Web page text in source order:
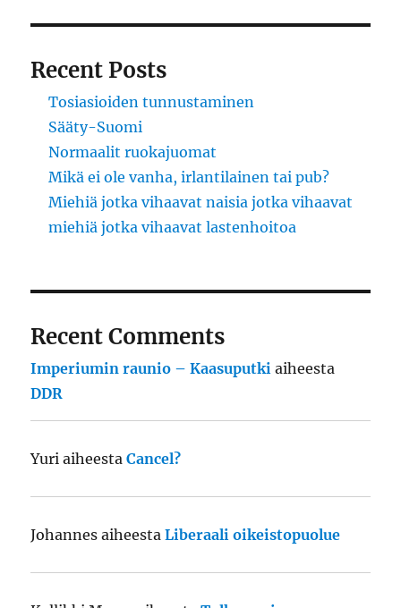
Recent Posts
Tosiasioiden tunnustaminen
Sääty-Suomi
Normaalit ruokajuomat
Mikä ei ole vanha, irlantilainen tai pub?
Miehiä jotka vihaavat naisia jotka vihaavat
miehiä jotka vihaavat lastenhoitoa
Recent Comments
Imperiumin raunio – Kaasuputki aiheesta
DDR
Yuri aiheestaCancel?
Johannes aiheestaLiberaali oikeistopuolue